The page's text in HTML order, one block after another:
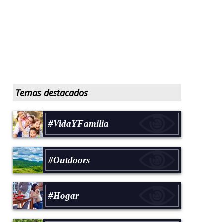
Temas destacados
#VidaYFamilia
#Outdoors
#Hogar